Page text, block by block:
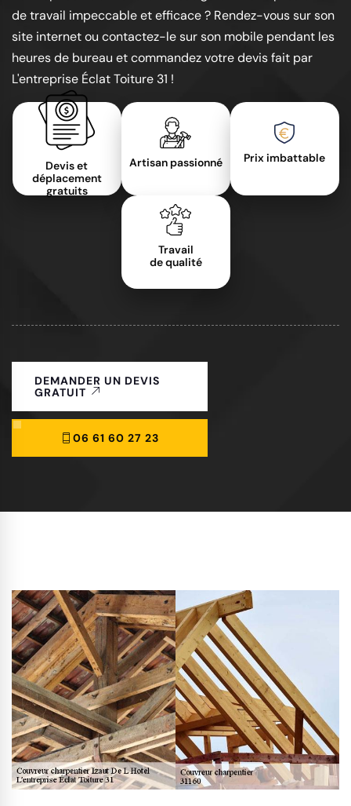
de travail impeccable et efficace ? Rendez-vous sur son
site internet ou contactez-le sur son mobile pendant les
heures de bureau et commandez votre devis fait par
L'entreprise Éclat Toiture 31 !
Devis et
déplacement
gratuits
Artisan passionné Prix imbattable
Travail
de qualité
DEMANDER UN DEVIS
GRATUIT
06 61 60 27 23